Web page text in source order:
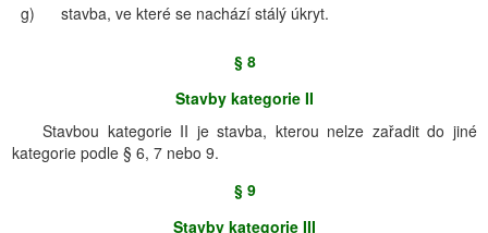
g)
stavba, ve které se nachází stálý úkryt.
§ 8
Stavby kategorie II
Stavbou kategorie II je stavba, kterou nelze zařadit do jiné
kategorie podle § 6, 7 nebo 9.
§ 9
Stavby kategorie III